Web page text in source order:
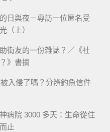
日與夜－專訪一位匿名受
（上）
街友的一份雜誌？／《社
》書摘
入侵了嗎？分辨釣魚信件
病院 3000 多天：生命從住
止